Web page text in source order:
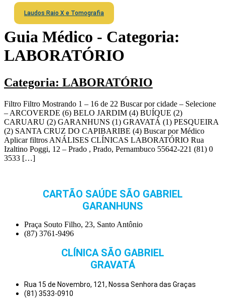
Laudos Raio X e Tomografia
Guia Médico - Categoria:
LABORATÓRIO
Categoria: LABORATÓRIO
Filtro Filtro Mostrando 1 – 16 de 22 Buscar por cidade – Selecione
– ARCOVERDE (6) BELO JARDIM (4) BUÍQUE (2)
CARUARU (2) GARANHUNS (1) GRAVATÁ (1) PESQUEIRA
(2) SANTA CRUZ DO CAPIBARIBE (4) Buscar por Médico
Aplicar filtros ANÁLISES CLÍNICAS LABORATÓRIO Rua
Izaltino Poggi, 12 – Prado , Prado, Pernambuco 55642-221 (81) 0
3533 […]
CARTÃO SAÚDE SÃO GABRIEL
GARANHUNS
Praça Souto Filho, 23, Santo Antônio
(87) 3761-9496
CLÍNICA SÃO GABRIEL
GRAVATÁ
Rua 15 de Novembro, 121, Nossa Senhora das Graças
(81) 3533-0910